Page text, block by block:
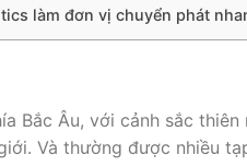
làm đơn vị chuyển phát
Bắc Âu, với cảnh sắc
Và thường được nhiều